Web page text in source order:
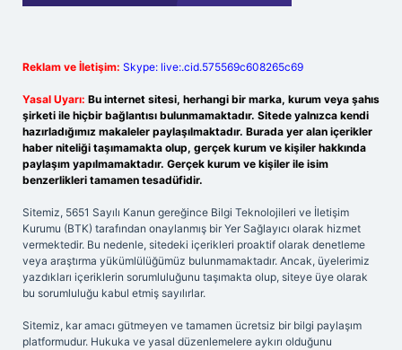
Reklam ve İletişim: Skype: live:.cid.575569c608265c69
Yasal Uyarı: Bu internet sitesi, herhangi bir marka, kurum veya şahıs
şirketi ile hiçbir bağlantısı bulunmamaktadır. Sitede yalnızca kendi
hazırladığımız makaleler paylaşılmaktadır. Burada yer alan içerikler
haber niteliği taşımamakta olup, gerçek kurum ve kişiler hakkında
paylaşım yapılmamaktadır. Gerçek kurum ve kişiler ile isim
benzerlikleri tamamen tesadüfidir.
Sitemiz, 5651 Sayılı Kanun gereğince Bilgi Teknolojileri ve İletişim
Kurumu (BTK) tarafından onaylanmış bir Yer Sağlayıcı olarak hizmet
vermektedir. Bu nedenle, sitedeki içerikleri proaktif olarak denetleme
veya araştırma yükümlülüğümüz bulunmamaktadır. Ancak, üyelerimiz
yazdıkları içeriklerin sorumluluğunu taşımakta olup, siteye üye olarak
bu sorumluluğu kabul etmiş sayılırlar.
Sitemiz, kar amacı gütmeyen ve tamamen ücretsiz bir bilgi paylaşım
platformudur. Hukuka ve yasal düzenlemelere aykırı olduğunu